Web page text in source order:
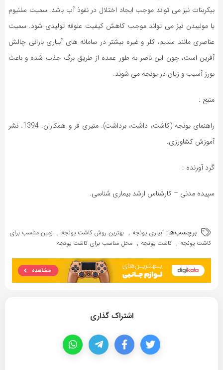
بیکربنات نیز می تواند موجب ایجاد اختلال در نفوذ آب باشد. سمیت سلنیوم
یا مولیبدن نیز می تواند موجب کاهش کیفیت علوفه تولیدی شود. سمیت
عناصری مانند سدیم، کلر و غیره بیشتر در سامانه های آبیاری بارانی چالش
آفرین است، چون این ناصر به طور عمده از طریق برگ جذب شده و باعث
بورز آسیب و زیان در یونجه می شوند.
منبع :
راهنمای یونجه (کاشت، داشت، برداشت). منیری فر و همکاران. 1394. نشر
آموزش کشاورزی.
گرد آورنده :
سپیده مدنی – کارشناس ارشد بیماری شناسی.
برچسب‌ها: آبیاری یونجه , بهترین روش کاشت یونجه , زمین مناسب برای
کاشت یونجه , کاشت یونجه , محل مناسب برای کاشت یونجه
اشتراک گذاری